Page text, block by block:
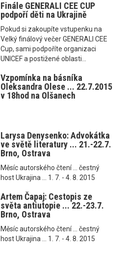
Finále GENERALI CEE CUP
podpoří děti na Ukrajině
Pokud si zakoupíte vstupenku na
Velký finálový večer GENERALI CEE
Cup, sami podpoříte organizaci
UNICEF a postižené oblasti...
Vzpomínka na básníka
Oleksandra Olese ... 22.7.2015
v 18hod na Olšanech
Larysa Denysenko: Advokátka
ve světě literatury ... 21.-22.7.
Brno, Ostrava
Měsíc autorského čtení ... čestný
host Ukrajina ... 1. 7. - 4. 8. 2015
Artem Čapaj: Cestopis ze
světa antiutopie ... 22.-23.7.
Brno, Ostrava
Měsíc autorského čtení ... čestný
host Ukrajina ... 1. 7. - 4. 8. 2015